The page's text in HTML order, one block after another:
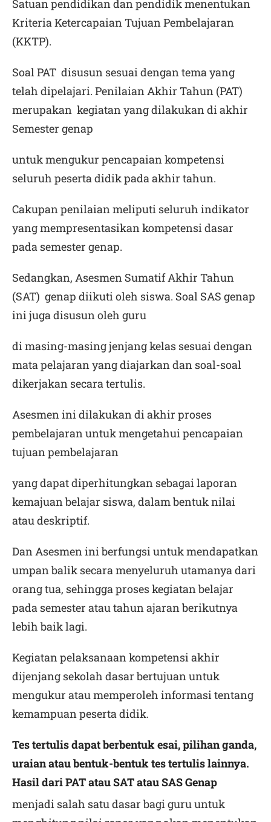
Satuan pendidikan dan pendidik menentukan
Kriteria Ketercapaian Tujuan Pembelajaran
(KKTP).
Soal PAT disusun sesuai dengan tema yang
telah dipelajari. Penilaian Akhir Tahun (PAT)
merupakan kegiatan yang dilakukan di akhir
Semester genap
untuk mengukur pencapaian kompetensi
seluruh peserta didik pada akhir tahun.
Cakupan penilaian meliputi seluruh indikator
yang mempresentasikan kompetensi dasar
pada semester genap.
Sedangkan, Asesmen Sumatif Akhir Tahun
(SAT) genap diikuti oleh siswa. Soal SAS genap
ini juga disusun oleh guru
di masing-masing jenjang kelas sesuai dengan
mata pelajaran yang diajarkan dan soal-soal
dikerjakan secara tertulis.
Asesmen ini dilakukan di akhir proses
pembelajaran untuk mengetahui pencapaian
tujuan pembelajaran
yang dapat diperhitungkan sebagai laporan
kemajuan belajar siswa, dalam bentuk nilai
atau deskriptif.
Dan Asesmen ini berfungsi untuk mendapatkan
umpan balik secara menyeluruh utamanya dari
orang tua, sehingga proses kegiatan belajar
pada semester atau tahun ajaran berikutnya
lebih baik lagi.
Kegiatan pelaksanaan kompetensi akhir
dijenjang sekolah dasar bertujuan untuk
mengukur atau memperoleh informasi tentang
kemampuan peserta didik.
Tes tertulis dapat berbentuk esai, pilihan ganda,
uraian atau bentuk-bentuk tes tertulis lainnya.
Hasil dari PAT atau SAT atau SAS Genap
menjadi salah satu dasar bagi guru untuk